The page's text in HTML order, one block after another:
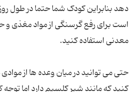
دهد بنابراین کودک شما حتما در طول
است برای رفع گرسنگی از مواد مغذی و
معدنی استفاده کنید.
حتی می توانید در میان وعده ها از
کنید که مانند شیر کلسیم دارد اما توجه